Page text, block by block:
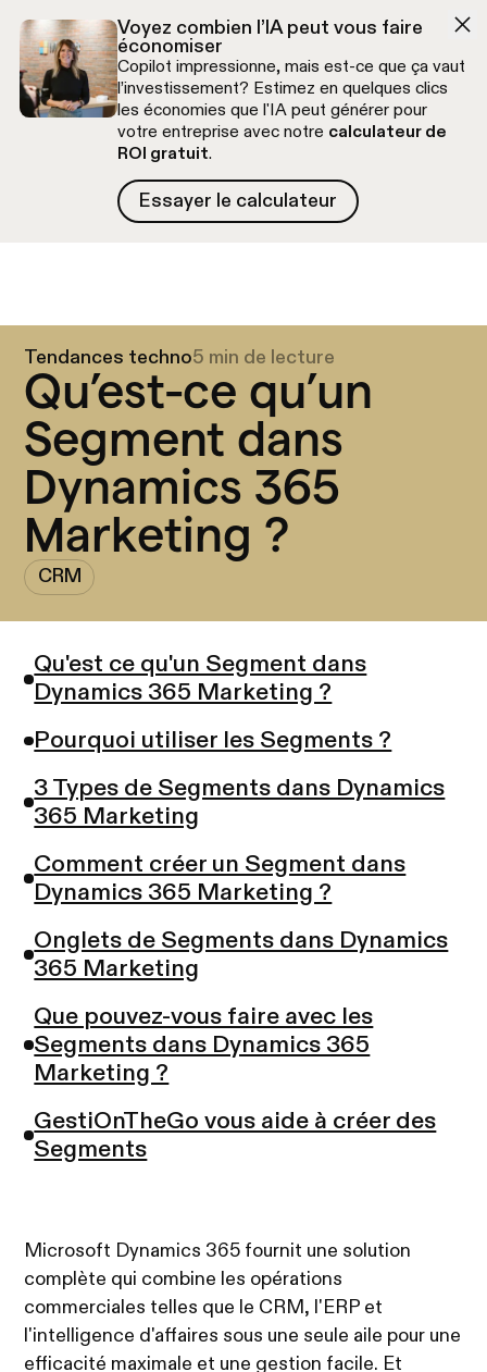
Voyez combien l’IA peut vous faire
économiser
Copilot impressionne, mais est-ce que ça vaut
l’investissement? Estimez en quelques clics
les économies que l'IA peut générer pour
votre entreprise avec notre calculateur de
ROI gratuit.
Essayer le calculateur
Essayer le calculateur
Tendances techno5 min de lecture
Qu’est-ce qu’un
Segment dans
Dynamics 365
Marketing ?
CRM
Qu'est ce qu'un Segment dans
Dynamics 365 Marketing ?
Pourquoi utiliser les Segments ?
3 Types de Segments dans Dynamics
365 Marketing
Comment créer un Segment dans
Dynamics 365 Marketing ?
Onglets de Segments dans Dynamics
365 Marketing
Que pouvez-vous faire avec les
Segments dans Dynamics 365
Marketing ?
GestiOnTheGo vous aide à créer des
Segments
Microsoft Dynamics 365 fournit une solution
complète qui combine les opérations
commerciales telles que le CRM, l'ERP et
l'intelligence d'affaires sous une seule aile pour une
efficacité maximale et une gestion facile. Et